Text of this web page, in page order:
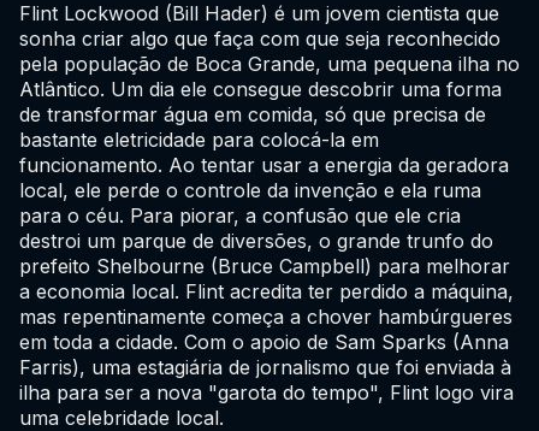
Flint Lockwood (Bill Hader) é um jovem cientista que
sonha criar algo que faça com que seja reconhecido
pela população de Boca Grande, uma pequena ilha no
Atlântico. Um dia ele consegue descobrir uma forma
de transformar água em comida, só que precisa de
bastante eletricidade para colocá-la em
funcionamento. Ao tentar usar a energia da geradora
local, ele perde o controle da invenção e ela ruma
para o céu. Para piorar, a confusão que ele cria
destroi um parque de diversões, o grande trunfo do
prefeito Shelbourne (Bruce Campbell) para melhorar
a economia local. Flint acredita ter perdido a máquina,
mas repentinamente começa a chover hambúrgueres
em toda a cidade. Com o apoio de Sam Sparks (Anna
Farris), uma estagiária de jornalismo que foi enviada à
ilha para ser a nova "garota do tempo", Flint logo vira
uma celebridade local.